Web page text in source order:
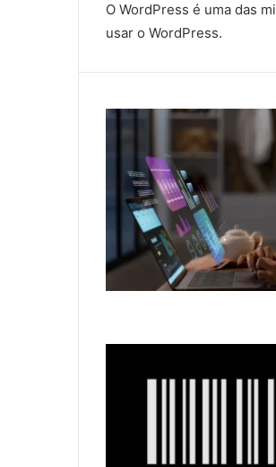
O WordPress é uma das
usar o WordPress.